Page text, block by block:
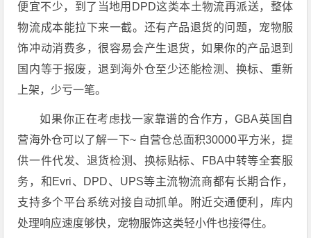
便宜不少，到了当地用DPD这类本土物流再派送，整体
物流成本能拉下来一截。还有产品退货的问题，宠物服
饰冲动消费多，很容易会产生退货，如果你的产品退到
国内等于报废，退到海外仓至少还能检测、换标、重新
上架，少亏一笔。
如果你正在考虑找一家靠谱的合作方，GBA英国自
营海外仓可以了解一下~ 自营仓总面积30000平方米，提
供一件代发、退货检测、换标贴标、FBA中转等全套服
务，和Evri、DPD、UPS等主流物流商都有长期合作，
支持多个平台系统对接自动抓单。附近交通便利，库内
处理响应速度够快，宠物服饰这类轻小件也接得住。